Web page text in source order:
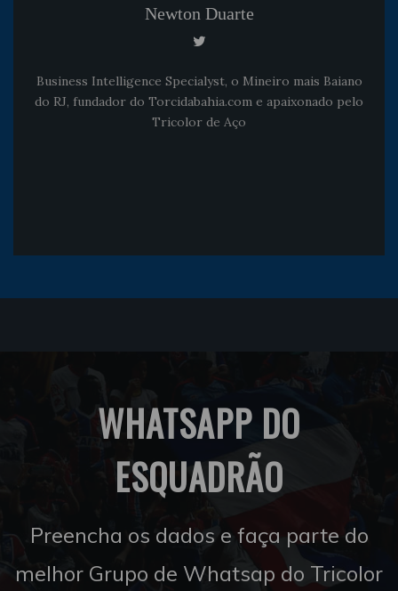
Newton Duarte
Business Intelligence Specialyst, o Mineiro mais Baiano
do RJ, fundador do Torcidabahia.com e apaixonado pelo
Tricolor de Aço
WHATSAPP DO
ESQUADRÃO
Preencha os dados e faça parte do
melhor Grupo de Whatsap do Tricolor